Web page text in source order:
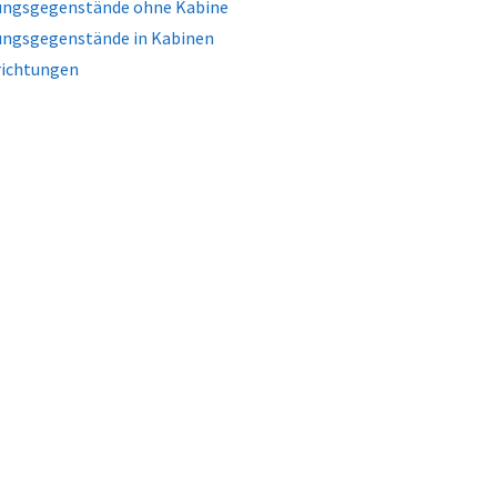
ohne Kabine
in Kabinen